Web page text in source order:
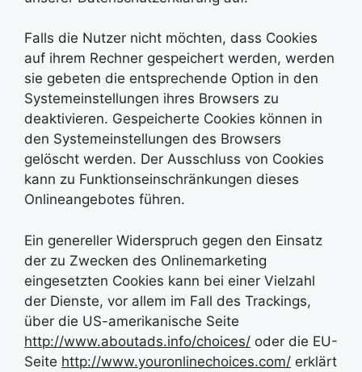
Falls die Nutzer nicht möchten, dass Cookies
auf ihrem Rechner gespeichert werden, werden
sie gebeten die entsprechende Option in den
Systemeinstellungen ihres Browsers zu
deaktivieren. Gespeicherte Cookies können in
den Systemeinstellungen des Browsers
gelöscht werden. Der Ausschluss von Cookies
kann zu Funktionseinschränkungen dieses
Onlineangebotes führen.
Ein genereller Widerspruch gegen den Einsatz
der zu Zwecken des Onlinemarketing
eingesetzten Cookies kann bei einer Vielzahl
der Dienste, vor allem im Fall des Trackings,
über die US-amerikanische Seite
http://www.aboutads.info/choices/ oder die EU-
Seite http://www.youronlinechoices.com/ erklärt